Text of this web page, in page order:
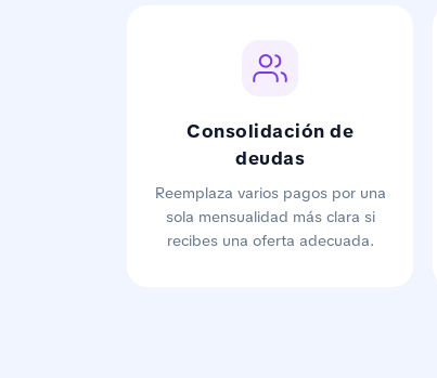
Consolidación de
deudas
Reemplaza varios pagos por una
sola mensualidad más clara si
recibes una oferta adecuada.